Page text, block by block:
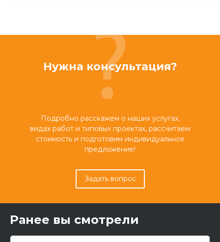
Нужна консультация?
Подробно расскажем о наших услугах,
видах работ и типовых проектах, рассчитаем
стоимость и подготовим индивидуальное
предложение!
Задать вопрос
Ранее вы смотрели